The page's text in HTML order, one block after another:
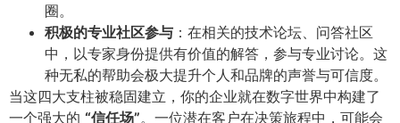
圈。
积极的专业社区参与 ​：在相关的技术论坛、问答社区
中，以专家身份提供有价值的解答，参与专业讨论。这
种无私的帮助会极大提升个人和品牌的声誉与可信度。
当这四大支柱被稳固建立，你的企业就在数字世界中构建了
一个强大的 ​“信任场”​​。一位潜在客户在决策旅程中，可能会